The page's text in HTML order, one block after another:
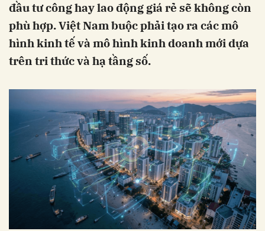
đầu tư công hay lao động giá rẻ sẽ không còn
phù hợp. Việt Nam buộc phải tạo ra các mô
hình kinh tế và mô hình kinh doanh mới dựa
trên tri thức và hạ tầng số.